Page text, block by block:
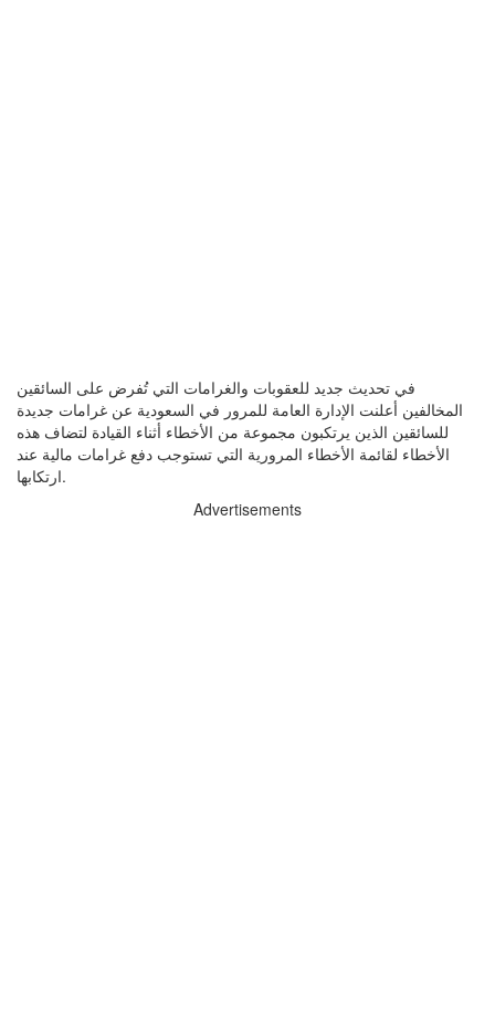
في تحديث جديد للعقوبات والغرامات التي تُفرض على السائقين
المخالفين أعلنت الإدارة العامة للمرور في السعودية عن غرامات جديدة
للسائقين الذين يرتكبون مجموعة من الأخطاء أثناء القيادة لتضاف هذه
الأخطاء لقائمة الأخطاء المرورية التي تستوجب دفع غرامات مالية عند
ارتكابها.
Advertisements